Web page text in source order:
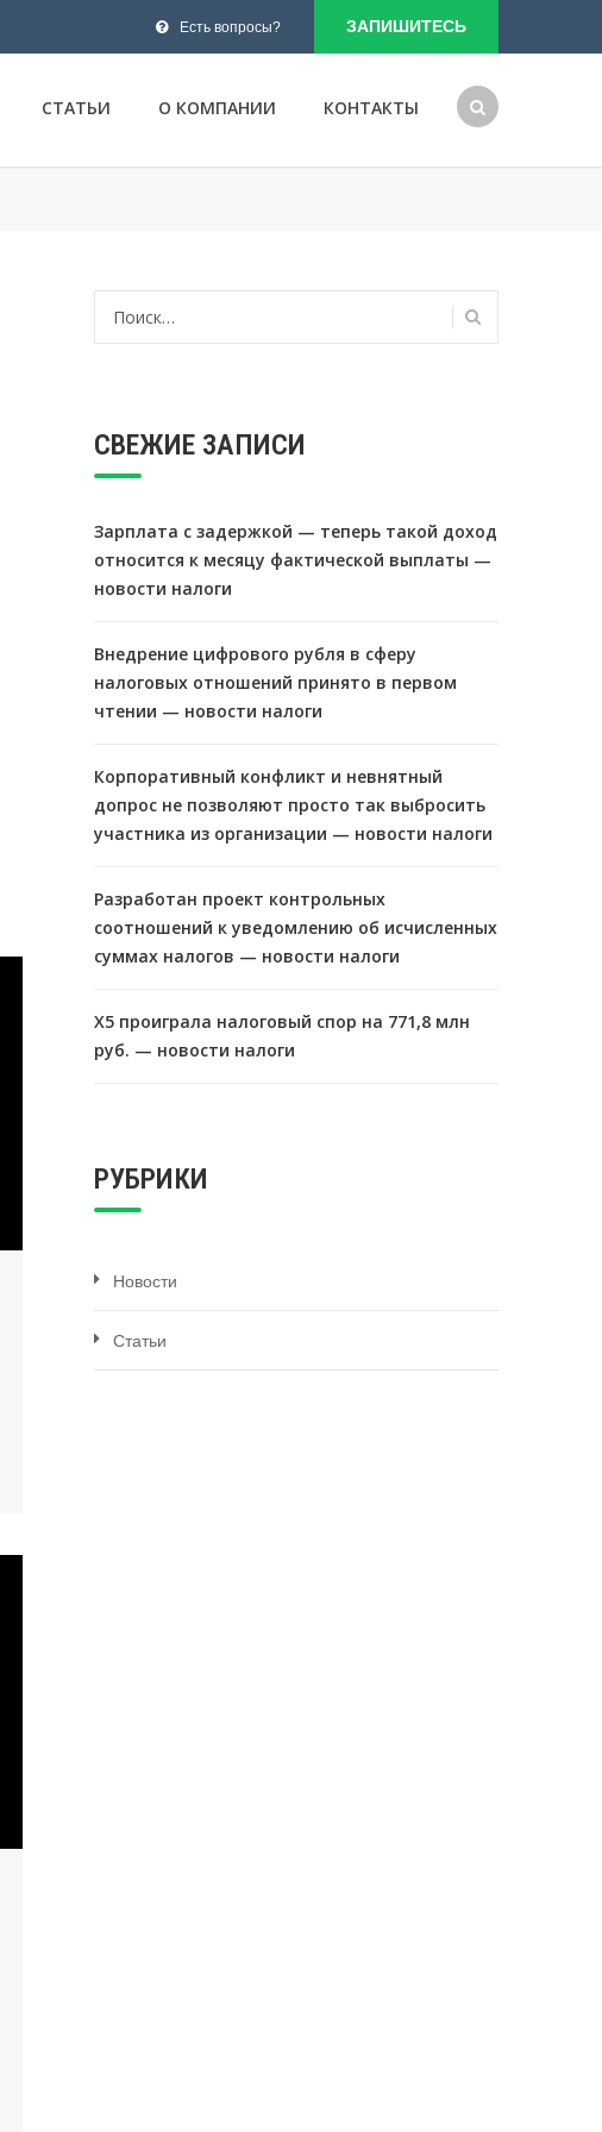
Есть вопросы? ЗАПИШИТЕСЬ
СТАТЬИ О КОМПАНИИ КОНТАКТЫ
СВЕЖИЕ ЗАПИСИ
Зарплата с задержкой — теперь такой доход
относится к месяцу фактической выплаты —
новости налоги
Внедрение цифрового рубля в сферу
налоговых отношений принято в первом
чтении — новости налоги
Корпоративный конфликт и невнятный
допрос не позволяют просто так выбросить
участника из организации — новости налоги
Разработан проект контрольных
соотношений к уведомлению об исчисленных
суммах налогов — новости налоги
X5 проиграла налоговый спор на 771,8 млн
руб. — новости налоги
РУБРИКИ
Новости
Статьи